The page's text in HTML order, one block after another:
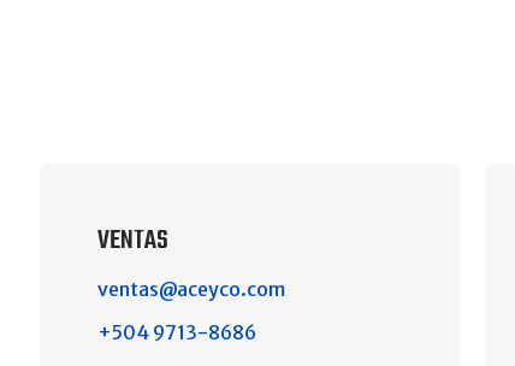
VENTAS
ventas@aceyco.com
+504 9713-8686